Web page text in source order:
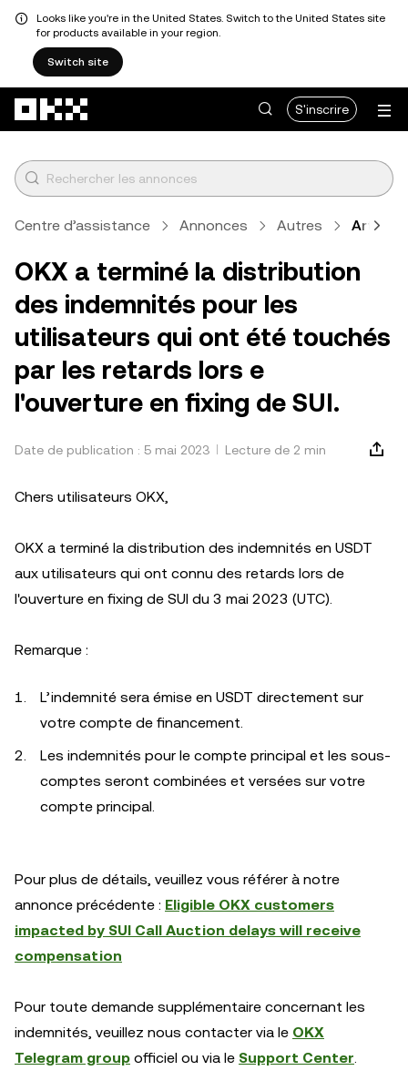
Looks like you're in the United States. Switch to the United States site
for products available in your region.
Switch site
S'inscrire
Centre d’assistance Annonces Autres Article
OKX a terminé la distribution
des indemnités pour les
utilisateurs qui ont été touchés
par les retards lors e
l'ouverture en fixing de SUI.
Date de publication : 5 mai 2023 Lecture de 2 min
Chers utilisateurs OKX,
OKX a terminé la distribution des indemnités en USDT
aux utilisateurs qui ont connu des retards lors de
l'ouverture en fixing de SUI du 3 mai 2023 (UTC).
Remarque :
L’indemnité sera émise en USDT directement sur
votre compte de financement.
Les indemnités pour le compte principal et les sous-
comptes seront combinées et versées sur votre
compte principal.
Pour plus de détails, veuillez vous référer à notre
annonce précédente : Eligible OKX customers
impacted by SUI Call Auction delays will receive
compensation
Pour toute demande supplémentaire concernant les
indemnités, veuillez nous contacter via le OKX
Telegram group officiel ou via le Support Center.